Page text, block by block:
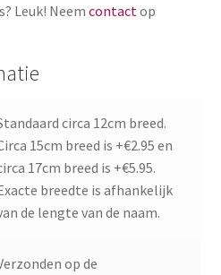
Leuk! Neem contactop
circa 12cm breed.
15cm breed is +€2.95 en
17cm breed is +€5.95.
breedte is afhankelijk
de lengte van de naam.
op de